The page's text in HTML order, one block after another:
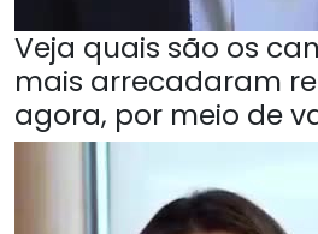
Veja quais são os
mais arrecadaram
agora, por meio de